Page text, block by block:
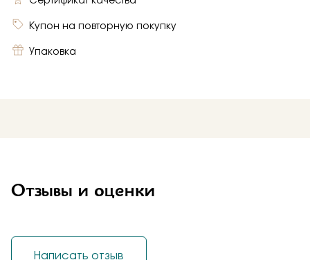
Купон на повторную покупку
Упаковка
Отзывы и оценки
Написать отзыв